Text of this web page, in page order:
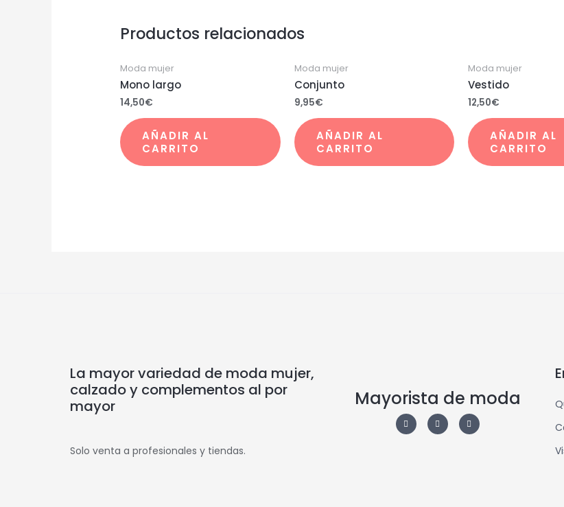
Productos relacionados
Moda mujer
Mono largo
14,50€
AÑADIR AL
CARRITO
Moda mujer
Conjunto
9,95€
AÑADIR AL
CARRITO
Moda mujer
Vestido
12,50€
AÑADIR AL
CARRITO
La mayor variedad de moda mujer,
calzado y complementos al por
mayor
Solo venta a profesionales y tiendas.
Mayorista de moda